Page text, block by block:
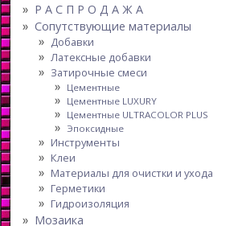
Р А С П Р О Д А Ж А
Сопутствующие материалы
Добавки
Латексные добавки
Затирочные смеси
Цементные
Цементные LUXURY
Цементные ULTRACOLOR PLUS
Эпоксидные
Инструменты
Клеи
Материалы для очистки и ухода
Герметики
Гидроизоляция
Мозаика